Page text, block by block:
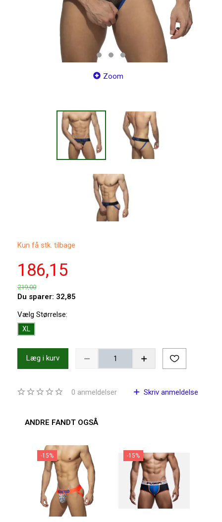
Zoom
Kun få stk. tilbage
186,15
219,00
Du sparer: 32,85
Vælg Størrelse:
XL
Læg i kurv
0 anmeldelser Skriv anmeldelse
ANDRE FANDT OGSÅ
-15% -15%